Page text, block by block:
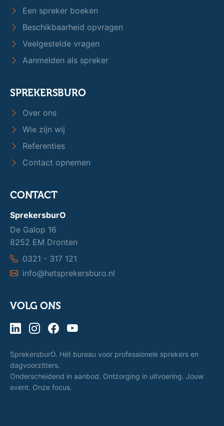
Een spreker boeken
Beschikbaarheid opvragen
Veelgestelde vragen
Aanmelden als spreker
SPREKERSBURO
Over ons
Wie zijn wij
Referenties
Contact opnemen
CONTACT
SprekersburO
De Galop 16
8252 EM Dronten
0321 - 317 121
info@hetsprekersburo.nl
VOLG ONS
SprekersburO. Hét bureau voor professionele sprekers en
dagvoorzitters.
Onderscheidend in aanbod. Ontzorging in uitvoering. Jouw
event. Onze focus.